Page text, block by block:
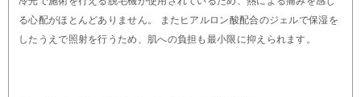
る心配がほとんどありません。 またヒアルロン酸配合のジェルで保湿を
したうえで照射を行うため、肌への負担も最小限に抑えられます。